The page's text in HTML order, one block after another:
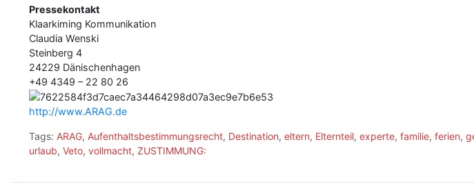
Pressekontakt
Klaarkiming Kommunikation
Claudia Wenski
Steinberg 4
24229 Dänischenhagen
+49 4349 – 22 80 26
http://www.ARAG.de
Tags: ARAG, Aufenthaltsbestimmungsrecht, Destination, eltern, Elternteil, experte, familie, ferien,
urlaub, Veto, vollmacht, ZUSTIMMUNG: